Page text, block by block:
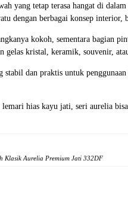
yang tetap terasa hangat di
dengan berbagai konsep interior,
kokoh, sementara bagian
kristal, keramik, souvenir,
dan praktis untuk
hias kayu jati, seri aurelia
Klasik Aurelia Premium Jati 332DF